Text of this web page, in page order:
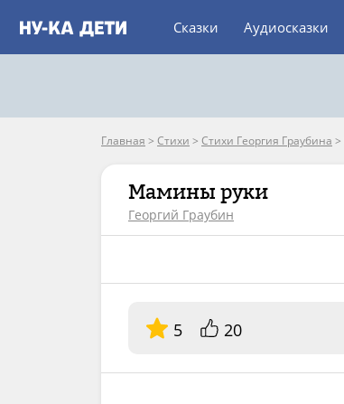
Сказки Аудиосказки
Главная > Стихи > Стихи Георгия Граубина >
Мамины руки
Георгий Граубин
5 20